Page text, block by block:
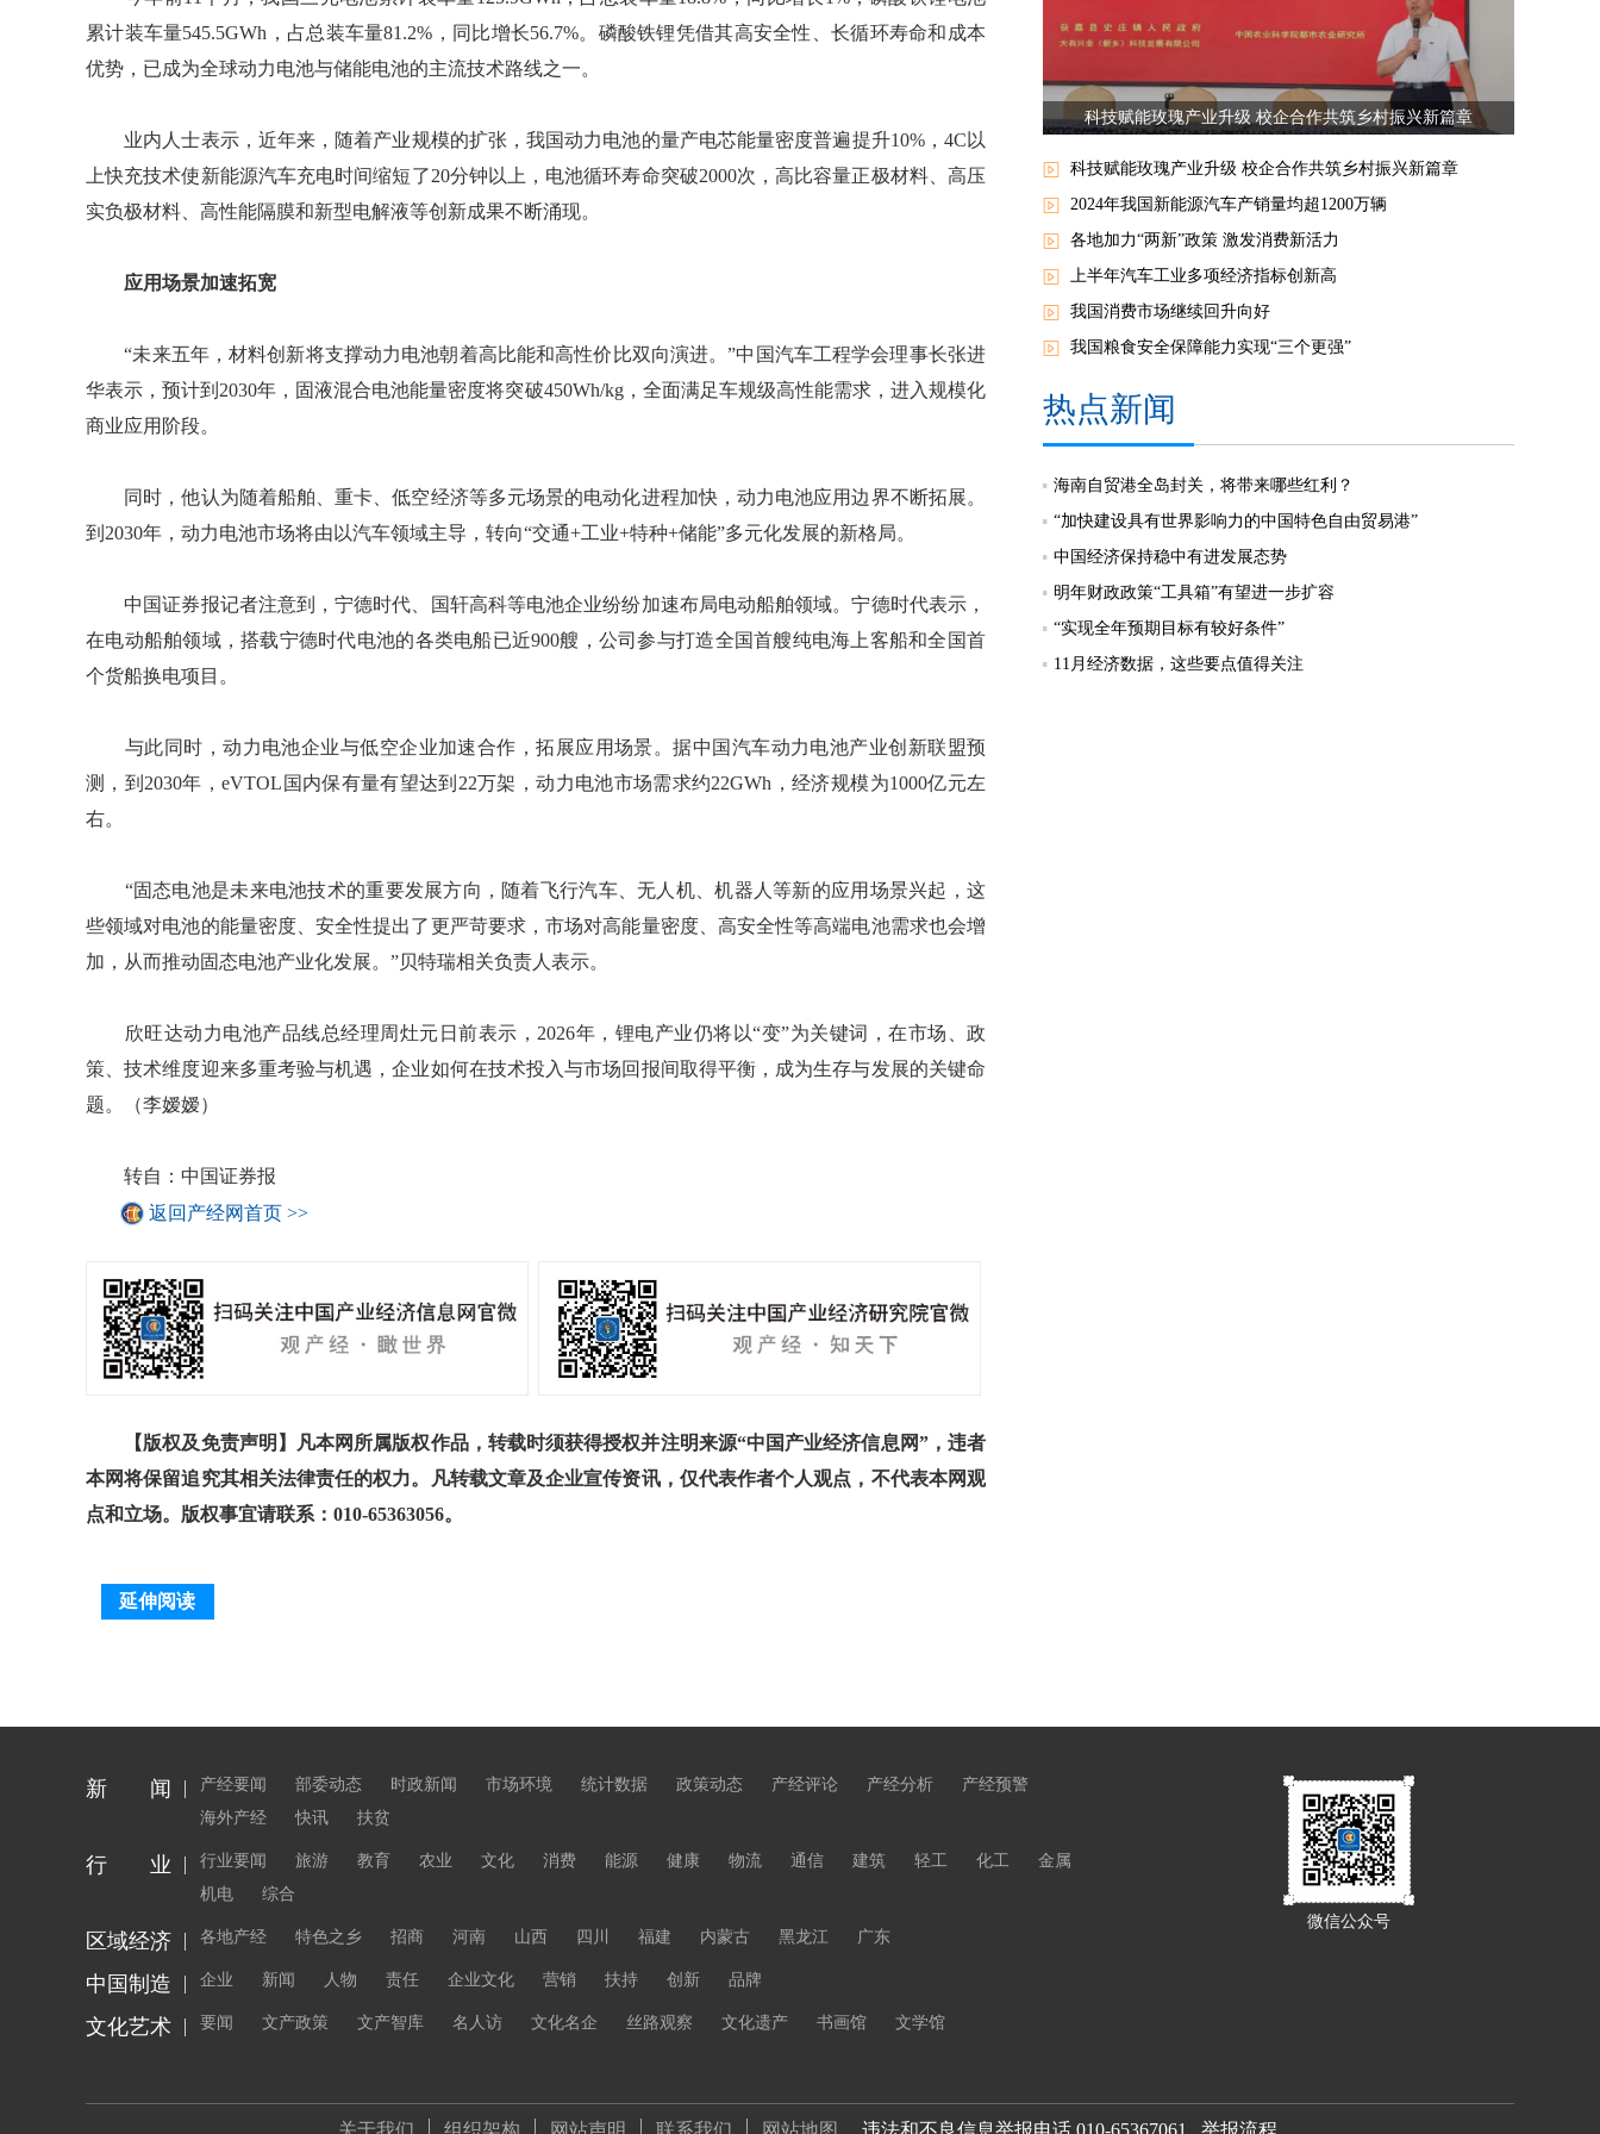
累计装车量545.5GWh，占总装车量81.2%，同比增长56.7%。磷酸铁锂凭借其高安全性、长循环寿命和成本
优势，已成为全球动力电池与储能电池的主流技术路线之一。
业内人士表示，近年来，随着产业规模的扩张，我国动力电池的量产电芯能量密度普遍提升10%，4C以
上快充技术使新能源汽车充电时间缩短了20分钟以上，电池循环寿命突破2000次，高比容量正极材料、高压
实负极材料、高性能隔膜和新型电解液等创新成果不断涌现。
应用场景加速拓宽
“未来五年，材料创新将支撑动力电池朝着高比能和高性价比双向演进。”中国汽车工程学会理事长张进
华表示，预计到2030年，固液混合电池能量密度将突破450Wh/kg，全面满足车规级高性能需求，进入规模化
商业应用阶段。
同时，他认为随着船舶、重卡、低空经济等多元场景的电动化进程加快，动力电池应用边界不断拓展。
到2030年，动力电池市场将由以汽车领域主导，转向“交通+工业+特种+储能”多元化发展的新格局。
中国证券报记者注意到，宁德时代、国轩高科等电池企业纷纷加速布局电动船舶领域。宁德时代表示，
在电动船舶领域，搭载宁德时代电池的各类电船已近900艘，公司参与打造全国首艘纯电海上客船和全国首
个货船换电项目。
与此同时，动力电池企业与低空企业加速合作，拓展应用场景。据中国汽车动力电池产业创新联盟预
测，到2030年，eVTOL国内保有量有望达到22万架，动力电池市场需求约22GWh，经济规模为1000亿元左
右。
“固态电池是未来电池技术的重要发展方向，随着飞行汽车、无人机、机器人等新的应用场景兴起，这
些领域对电池的能量密度、安全性提出了更严苛要求，市场对高能量密度、高安全性等高端电池需求也会增
加，从而推动固态电池产业化发展。”贝特瑞相关负责人表示。
欣旺达动力电池产品线总经理周灶元日前表示，2026年，锂电产业仍将以“变”为关键词，在市场、政
策、技术维度迎来多重考验与机遇，企业如何在技术投入与市场回报间取得平衡，成为生存与发展的关键命
题。（李嫒嫒）
转自：中国证券报
返回产经网首页 >>
【版权及免责声明】凡本网所属版权作品，转载时须获得授权并注明来源“中国产业经济信息网”，违者
本网将保留追究其相关法律责任的权力。凡转载文章及企业宣传资讯，仅代表作者个人观点，不代表本网观
点和立场。版权事宜请联系：010-65363056。
延伸阅读
科技赋能玫瑰产业升级 校企合作共筑乡村振兴新篇章
科技赋能玫瑰产业升级 校企合作共筑乡村振兴新篇章
2024年我国新能源汽车产销量均超1200万辆
各地加力“两新”政策 激发消费新活力
上半年汽车工业多项经济指标创新高
我国消费市场继续回升向好
我国粮食安全保障能力实现“三个更强”
热点新闻
海南自贸港全岛封关，将带来哪些红利？
“加快建设具有世界影响力的中国特色自由贸易港”
中国经济保持稳中有进发展态势
明年财政政策“工具箱”有望进一步扩容
“实现全年预期目标有较好条件”
11月经济数据，这些要点值得关注
微信公众号
新 闻 产经要闻 部委动态 时政新闻 市场环境 统计数据 政策动态 产经评论 产经分析
产经预警
海外产经
快讯 扶贫
行 业 行业要闻 旅游 教育 农业 文化 消费 能源 健康 物流 通信 建筑 轻工 化工
金属
机电
综合
区域经济 各地产经 特色之乡 招商 河南 山西 四川 福建 内蒙古 黑龙江 广东
中国制造 企业 新闻 人物 责任 企业文化 营销 扶持 创新 品牌
文化艺术 要闻 文产政策 文产智库 名人访 文化名企 丝路观察 文化遗产 书画馆 文学馆